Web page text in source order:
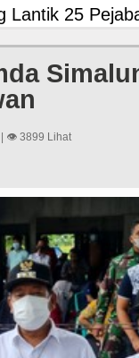
Lantik 25
Siapkan
Minta
Alam,
Tipis Atas
| 👁 3899 Lihat